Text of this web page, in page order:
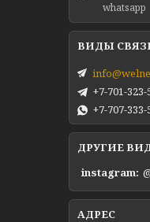
whatsapp
+7-701-323-
+7-707-333-
ДРУГИЕ
instagram